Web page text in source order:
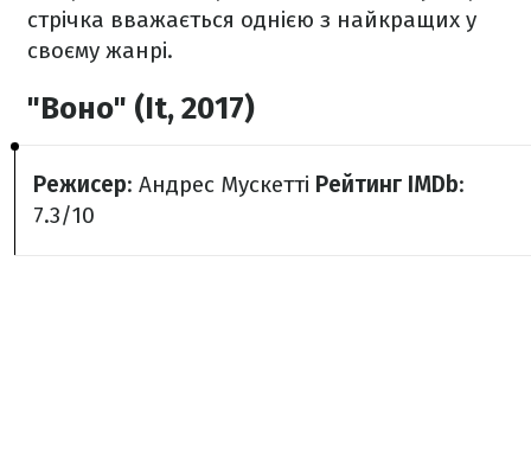
стрічка вважається однією з найкращих у
своєму жанрі.
"Воно" (It, 2017)
Режисер: Андрес Мускетті Рейтинг IMDb:
7.3/10